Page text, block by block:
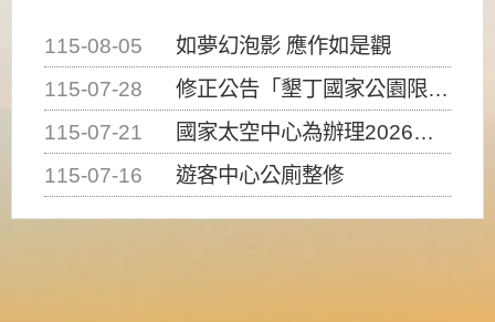
115-08-05
如夢幻泡影 應作如是觀
115-07-28
修正公告「墾丁國家公園限制水域遊憩活動之種類、範圍、時間及行為」，自即日生效。
115-07-21
國家太空中心為辦理2026台灣盃火箭競賽，陸、海、空域警戒及協調相關事宜，因颱風備案事宜
115-07-16
遊客中心公廁整修